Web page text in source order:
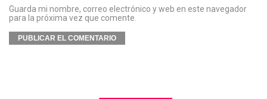
Guarda mi nombre, correo electrónico y web en este navegador
para la próxima vez que comente.